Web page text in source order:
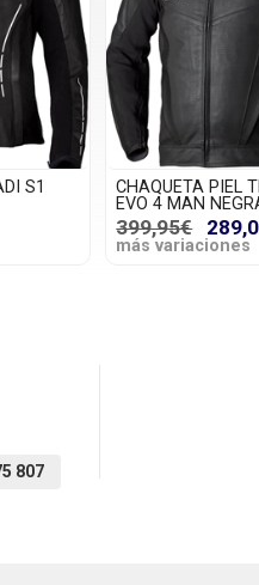
S1
CHAQUETA PIEL
EVO 4 MAN
399,95€
más variaciones
807